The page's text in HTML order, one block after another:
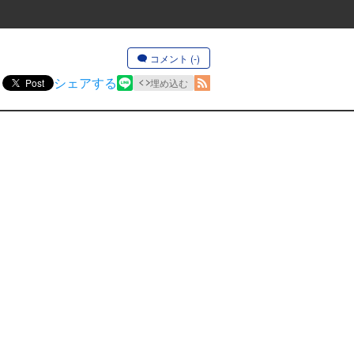
コメント (-)
Post シェアする 埋め込む